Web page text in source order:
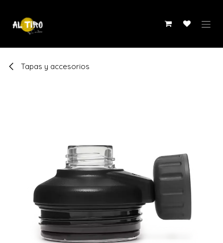
Tapas y accesorios